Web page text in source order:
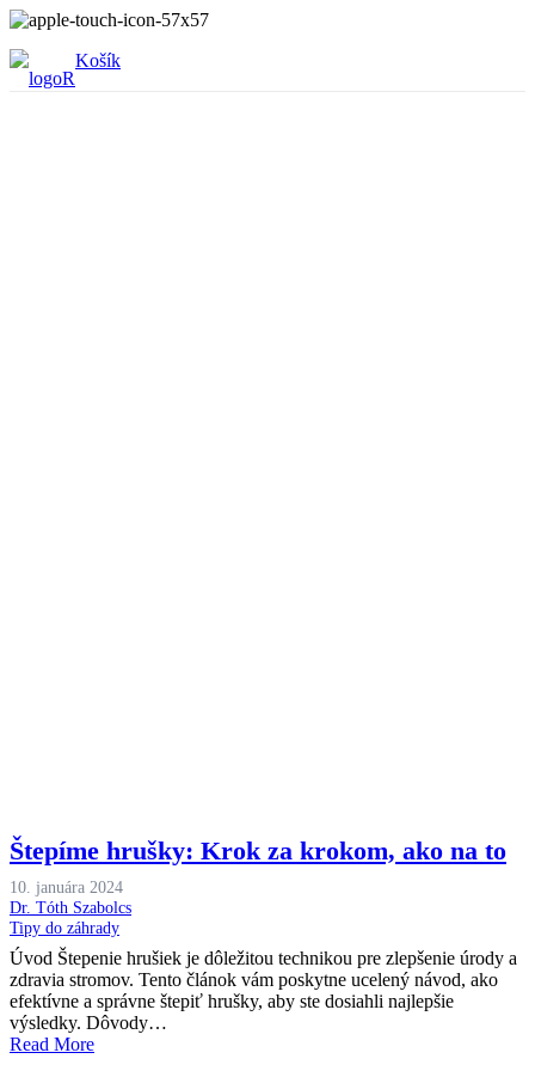
Košík
Štepíme hrušky: Krok za krokom, ako na to
10. januára 2024
Dr. Tóth Szabolcs
Tipy do záhrady
Úvod Štepenie hrušiek je dôležitou technikou pre zlepšenie úrody a
zdravia stromov. Tento článok vám poskytne ucelený návod, ako
efektívne a správne štepiť hrušky, aby ste dosiahli najlepšie
výsledky. Dôvody…
Read More